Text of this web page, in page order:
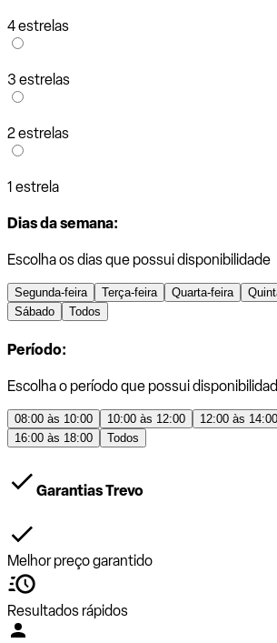
4 estrelas
3 estrelas
2 estrelas
1 estrela
Dias da semana:
Escolha os dias que possui disponibilidade
Segunda-feira Terça-feira Quarta-feira
Sábado
Todos
Período:
Escolha o período que possui
08:00 às 10:00 10:00 às 12:00 12:00 às 14:00
16:00 às 18:00
Todos
Garantias Trevo
Melhor preço garantido
Resultados rápidos